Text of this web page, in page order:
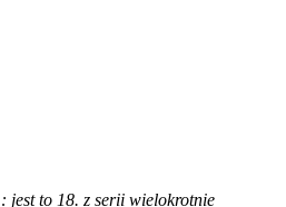
jest to 18. z serii wielokrotnie